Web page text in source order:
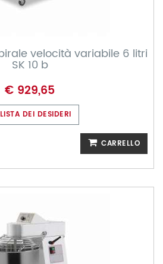
velocità variabile 6 litri
SK 10 b
€ 929,65
LISTA DEI DESIDERI
CARRELLO